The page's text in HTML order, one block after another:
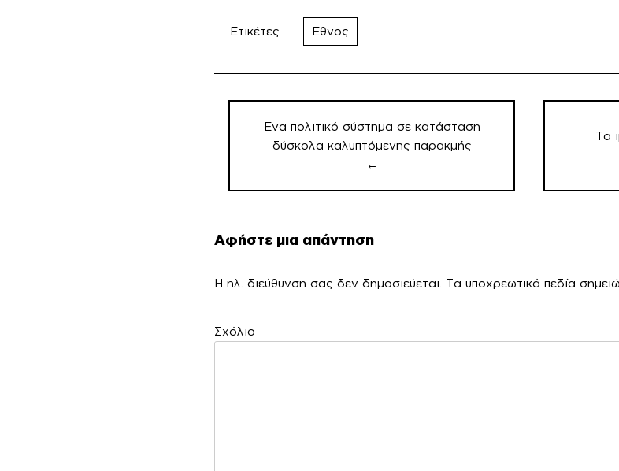
Ετικέτες Εθνος
Πλοήγηση
άρθρωνΕνα πολιτικό σύστημα σε κατάσταση
δύσκολα καλυπτόμενης παρακμής
←
Τα
Αφήστε μια απάντηση
Η ηλ. διεύθυνση σας δεν δημοσιεύεται. Τα υποχρεωτικά πεδία